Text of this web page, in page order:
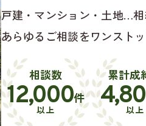
戸建・マンション・土地…
あらゆるご相談をワンストッ
相談数
12,000件
以上
累計成
以上